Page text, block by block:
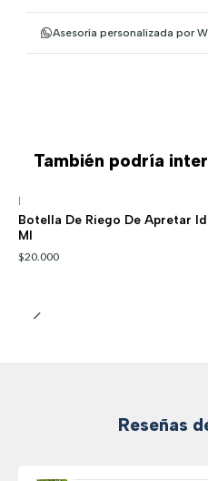
Asesoría personalizada por
También podría
|
Botella De Riego De Apretar
Ml
$20.000
Reseñas